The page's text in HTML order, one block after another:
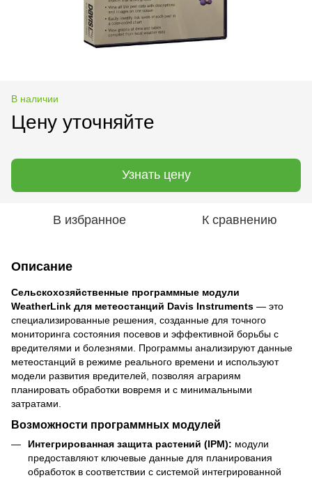
В наличии
Цену уточняйте
Узнать цену
В избранное К сравнению
Описание
Сельскохозяйственные программные модули
WeatherLink для метеостанций Davis Instruments — это
специализированные решения, созданные для точного
мониторинга состояния посевов и эффективной борьбы с
вредителями и болезнями. Программы анализируют данные
метеостанций в режиме реального времени и используют
модели развития вредителей, позволяя аграриям
планировать обработки вовремя и с минимальными
затратами.
Возможности программных модулей
Интегрированная защита растений (IPM): модули
предоставляют ключевые данные для планирования
обработок в соответствии с системой интегрированной